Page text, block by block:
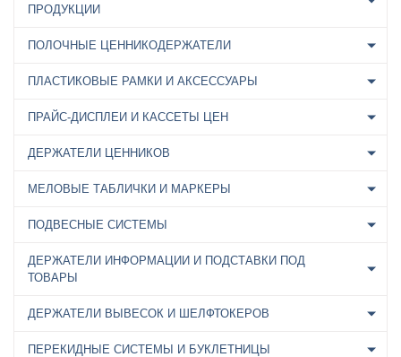
ПРОДУКЦИИ
ПОЛОЧНЫЕ ЦЕННИКОДЕРЖАТЕЛИ
ПЛАСТИКОВЫЕ РАМКИ И АКСЕССУАРЫ
ПРАЙС-ДИСПЛЕИ И КАССЕТЫ ЦЕН
ДЕРЖАТЕЛИ ЦЕННИКОВ
МЕЛОВЫЕ ТАБЛИЧКИ И МАРКЕРЫ
ПОДВЕСНЫЕ СИСТЕМЫ
ДЕРЖАТЕЛИ ИНФОРМАЦИИ И ПОДСТАВКИ ПОД
ТОВАРЫ
ДЕРЖАТЕЛИ ВЫВЕСОК И ШЕЛФТОКЕРОВ
ПЕРЕКИДНЫЕ СИСТЕМЫ И БУКЛЕТНИЦЫ